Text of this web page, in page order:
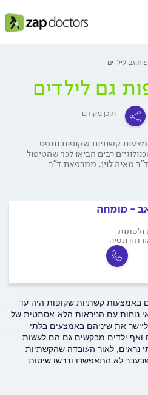
גם לילדים
גם לילדים
תוכן מקודם
קשתיות שקופות נתפס
רבים הביאו לכך שהטיפול
ד"ר מאיה לוין, ממרפאת ד"ר
- מומחה
ולסתות
באמצעות קשתיות שקופות היה עד
נוחות עם הניראות הלא-אסתטית של
את שיניהם באמצעים בלתי
ואף ילדים מבקשים גם הם לעשות
נראים, לאור העובדה שהקשתיות
לא התאפשרו ודרשו שיטות